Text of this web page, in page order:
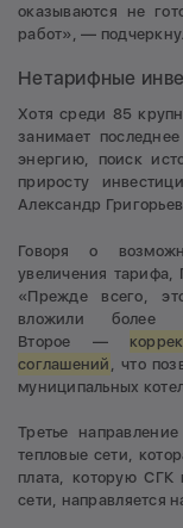
оказываются не
работ», —
Нетарифные
Хотя среди 85
занимает
энергию, поиск
приросту
Александр
Говоря о
увеличения тарифа,
«Прежде всего,
вложили
Второе —
соглашений
, что
муниципальных
Третье
тепловые сети,
плата, которую СГК
сети, направляется